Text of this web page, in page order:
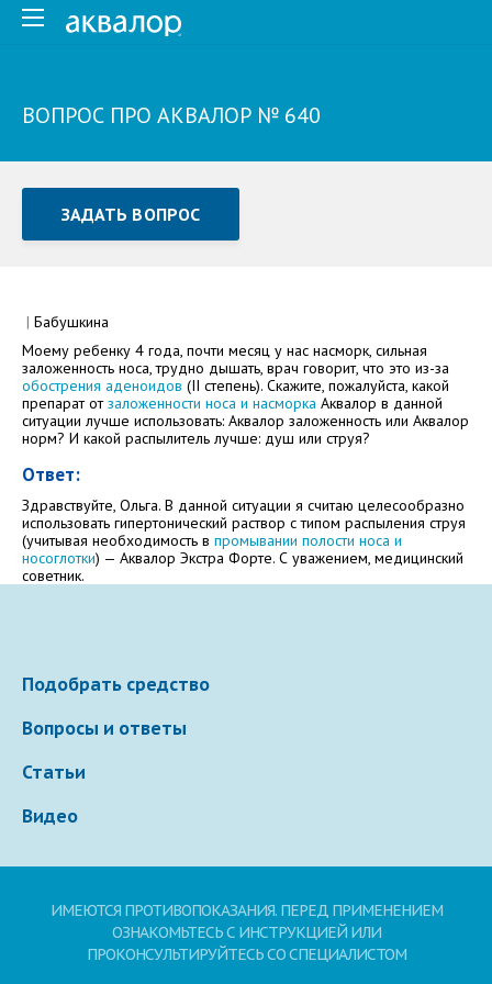
ВОПРОС ПРО АКВАЛОР № 640
ЗАДАТЬ ВОПРОС
Как Вас зовут
Электронная почта
соглашениесайта.
Свернуть
| Бабушкина
Моему ребенку 4 года, почти месяц у нас насморк, сильная
заложенность носа, трудно дышать, врач говорит, что это из-за
обострения аденоидов (II степень). Скажите, пожалуйста, какой
препарат отзаложенности носа и насморка Аквалор в данной
ситуации лучше использовать: Аквалор заложенность или Аквалор
норм? И какой распылитель лучше: душ или струя?
Ответ:
Здравствуйте, Ольга. В данной ситуации я считаю целесообразно
использовать гипертонический раствор с типом распыления струя
(учитывая необходимость в промывании полости носа и
носоглотки) — Аквалор Экстра Форте. С уважением, медицинский
советник.
Подобрать средство
Вопросы и ответы
Статьи
Видео
ИМЕЮТСЯ ПРОТИВОПОКАЗАНИЯ. ПЕРЕД ПРИМЕНЕНИЕМ
ОЗНАКОМЬТЕСЬ С ИНСТРУКЦИЕЙ ИЛИ
ПРОКОНСУЛЬТИРУЙТЕСЬ СО СПЕЦИАЛИСТОМ